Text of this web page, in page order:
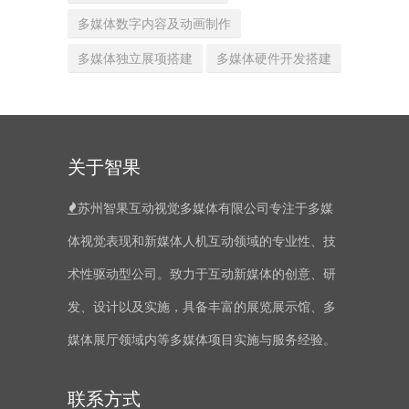
多媒体数字内容及动画制作
多媒体独立展项搭建 多媒体硬件开发搭建
关于智果
苏州智果互动视觉多媒体有限公司专注于多媒
体视觉表现和新媒体人机互动领域的专业性、技
术性驱动型公司。致力于互动新媒体的创意、研
发、设计以及实施，具备丰富的展览展示馆、多
媒体展厅领域内等多媒体项目实施与服务经验。
联系方式